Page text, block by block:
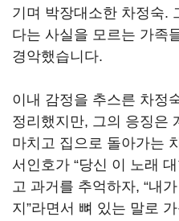
기며 박장대소한 차정숙.
다는 사실을 모르는 가족
경악했습니다.
이내 감정을 추스른 차정
정리했지만, 그의 응징은
마치고 집으로 돌아가는
서인호가 “당신 이 노래
고 과거를 추억하자, “내
지 ”라면서 뼈 있는 말로